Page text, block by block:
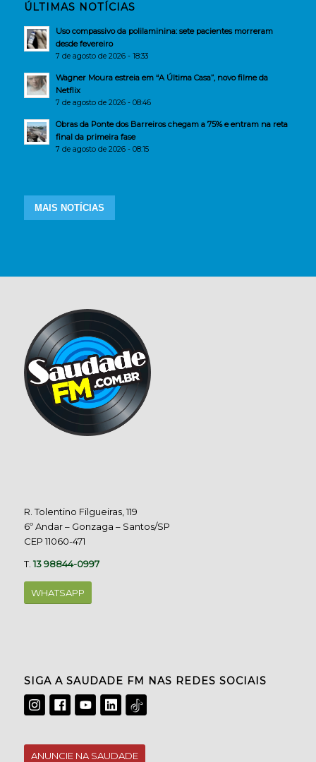
ÚLTIMAS NOTÍCIAS
Uso compassivo da polilaminina: sete pacientes morreram
desde fevereiro
7 de agosto de 2026 - 18:33
Wagner Moura estreia em “A Última Casa”, novo filme da
Netflix
7 de agosto de 2026 - 08:46
Obras da Ponte dos Barreiros chegam a 75% e entram na reta
final da primeira fase
7 de agosto de 2026 - 08:15
MAIS NOTÍCIAS
R. Tolentino Filgueiras, 119
6º Andar – Gonzaga – Santos/SP
CEP 11060-471
T.13 98844-0997
WHATSAPP
SIGA A SAUDADE FM NAS REDES SOCIAIS
ANUNCIE NA SAUDADE